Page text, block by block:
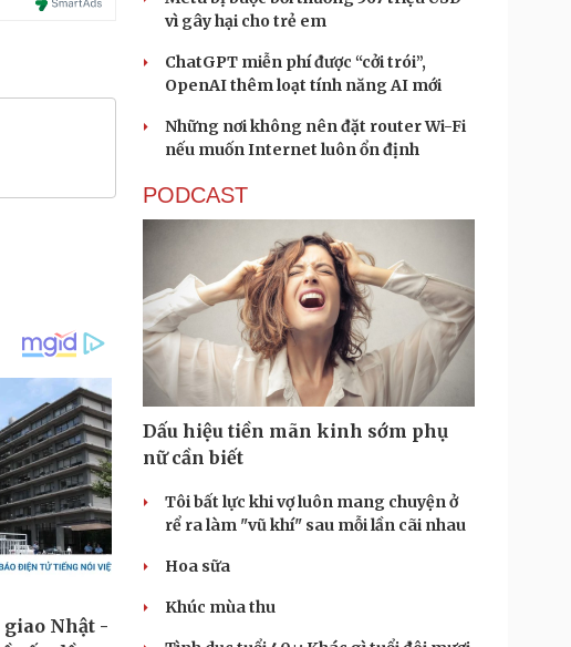
vì gây hại cho trẻ em
ChatGPT miễn phí được “cởi trói”,
OpenAI thêm loạt tính năng AI mới
Những nơi không nên đặt router Wi-Fi
nếu muốn Internet luôn ổn định
PODCAST
Dấu hiệu tiền mãn kinh sớm phụ
nữ cần biết
Tôi bất lực khi vợ luôn mang chuyện ở
rể ra làm "vũ khí" sau mỗi lần cãi nhau
Hoa sữa
Khúc mùa thu